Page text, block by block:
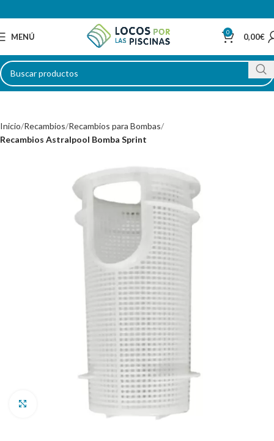
MENÚ 0 0,00€
Inicio Recambios Recambios para Bombas
Recambios Astralpool Bomba Sprint